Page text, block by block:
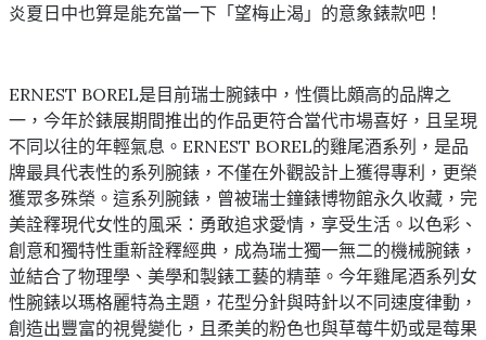
炎夏日中也算是能充當一下「望梅止渴」的意象錶款吧！
ERNEST BOREL是目前瑞士腕錶中，性價比頗高的品牌之
一，今年於錶展期間推出的作品更符合當代市場喜好，且呈現
不同以往的年輕氣息。ERNEST BOREL的雞尾酒系列，是品
牌最具代表性的系列腕錶，不僅在外觀設計上獲得專利，更榮
獲眾多殊榮。這系列腕錶，曾被瑞士鐘錶博物館永久收藏，完
美詮釋現代女性的風采：勇敢追求愛情，享受生活。以色彩、
創意和獨特性重新詮釋經典，成為瑞士獨一無二的機械腕錶，
並結合了物理學、美學和製錶工藝的精華。今年雞尾酒系列女
性腕錶以瑪格麗特為主題，花型分針與時針以不同速度律動，
創造出豐富的視覺變化，且柔美的粉色也與草莓牛奶或是莓果